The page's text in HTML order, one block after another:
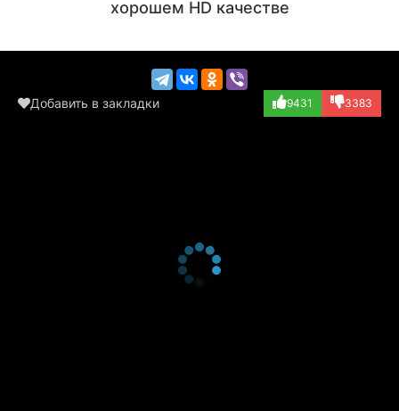
хорошем HD качестве
Добавить в закладки 9431 3383